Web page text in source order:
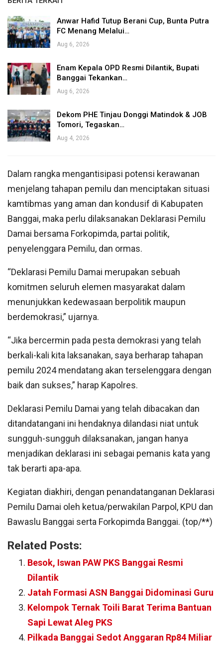
Anwar Hafid Tutup Berani Cup, Bunta Putra
FC Menang Melalui…
Aug 6, 2026
Enam Kepala OPD Resmi Dilantik, Bupati
Banggai Tekankan…
Aug 6, 2026
Dekom PHE Tinjau Donggi Matindok & JOB
Tomori, Tegaskan…
Aug 4, 2026
Dalam rangka mengantisipasi potensi kerawanan
menjelang tahapan pemilu dan menciptakan situasi
kamtibmas yang aman dan kondusif di Kabupaten
Banggai, maka perlu dilaksanakan Deklarasi Pemilu
Damai bersama Forkopimda, partai politik,
penyelenggara Pemilu, dan ormas.
“Deklarasi Pemilu Damai merupakan sebuah
komitmen seluruh elemen masyarakat dalam
menunjukkan kedewasaan berpolitik maupun
berdemokrasi,” ujarnya.
“Jika bercermin pada pesta demokrasi yang telah
berkali-kali kita laksanakan, saya berharap tahapan
pemilu 2024 mendatang akan terselenggara dengan
baik dan sukses,” harap Kapolres.
Deklarasi Pemilu Damai yang telah dibacakan dan
ditandatangani ini hendaknya dilandasi niat untuk
sungguh-sungguh dilaksanakan, jangan hanya
menjadikan deklarasi ini sebagai pemanis kata yang
tak berarti apa-apa.
Kegiatan diakhiri, dengan penandatanganan Deklarasi
Pemilu Damai oleh ketua/perwakilan Parpol, KPU dan
Bawaslu Banggai serta Forkopimda Banggai. (top/**)
Related Posts:
Besok, Iswan PAW PKS Banggai Resmi
Dilantik
Jatah Formasi ASN Banggai Didominasi Guru
Kelompok Ternak Toili Barat Terima Bantuan
Sapi Lewat Aleg PKS
Pilkada Banggai Sedot Anggaran Rp84 Miliar